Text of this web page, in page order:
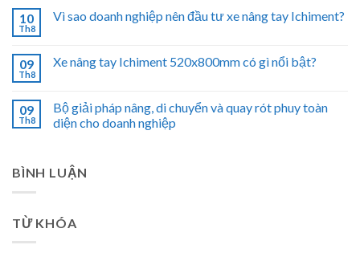
10
Th8
Vì sao doanh nghiệp nên đầu tư xe nâng tay Ichiment?
09
Th8
Xe nâng tay Ichiment 520x800mm có gì nổi bật?
09
Th8
Bộ giải pháp nâng, di chuyển và quay rót phuy toàn
diện cho doanh nghiệp
BÌNH LUẬN
TỪ KHÓA